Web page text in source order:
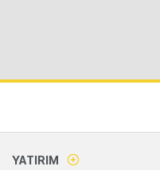
YATIRIM